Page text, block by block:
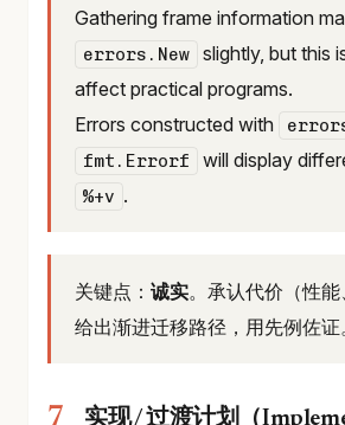
Gathering frame information
errors.New
slightly, but this
affect practical programs.
Errors constructed with
fmt.Errorf will display
%+v .
关键点： 诚实。承认代价（性能
给出渐进迁移路径，用先例佐证
实现 / 过渡计划（